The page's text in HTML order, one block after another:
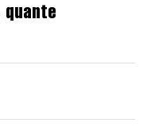
quante